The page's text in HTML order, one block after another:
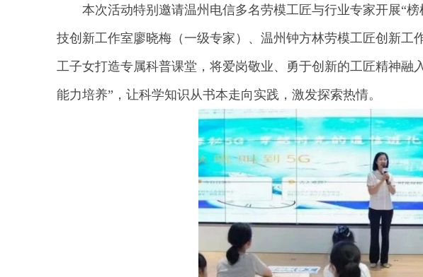
本次活动特别邀请温州电信多名劳模工匠与行业专家开展“
技创新工作室廖晓梅（一级专家）、温州钟方林劳模工匠创新
工子女打造专属科普课堂，将爱岗敬业、勇于创新的工匠精神
能力培养”，让科学知识从书本走向实践，激发探索热情。